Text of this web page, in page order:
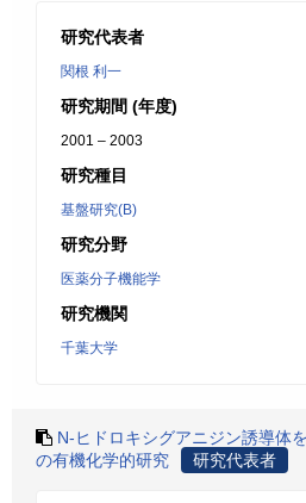
研究代表者
関根 利一
研究期間 (年度)
2001 – 2003
研究種目
基盤研究(B)
研究分野
医薬分子機能学
研究機関
千葉大学
N-ヒドロキシグアニジン誘導体
の有機化学的研究
研究代表者